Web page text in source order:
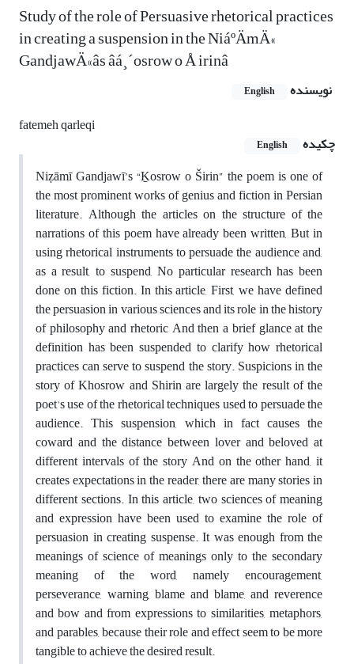
Study of the role of Persuasive rhetorical practices
in creating a suspension in the NiáºÄmÄ«
GandjawÄ«âs âá¸´osrow o Å irinâ
نویسنده English
fatemeh qarleqi
چکیده
English
Niẓāmī Gandjawī’s “Ḵosrow o Širin” the poem is one of
the most prominent works of genius and fiction in Persian
literature. Although the articles on the structure of the
narrations of this poem have already been written, But in
using rhetorical instruments to persuade the audience and,
as a result, to suspend, No particular research has been
done on this fiction. In this article, First, we have defined
the persuasion in various sciences and its role in the history
of philosophy and rhetoric And then a brief glance at the
definition has been suspended to clarify how rhetorical
practices can serve to suspend the story. Suspicions in the
story of Khosrow and Shirin are largely the result of the
poet's use of the rhetorical techniques used to persuade the
audience. This suspension, which in fact causes the
coward and the distance between lover and beloved at
different intervals of the story And on the other hand, it
creates expectations in the reader, there are many stories in
different sections. In this article, two sciences of meaning
and expression have been used to examine the role of
persuasion in creating suspense. It was enough from the
meanings of science of meanings only to the secondary
meaning of the word, namely encouragement,
perseverance, warning, blame and blame, and reverence
and bow and from expressions to similarities, metaphors,
and parables, because their role and effect seem to be more
tangible to achieve the desired result.